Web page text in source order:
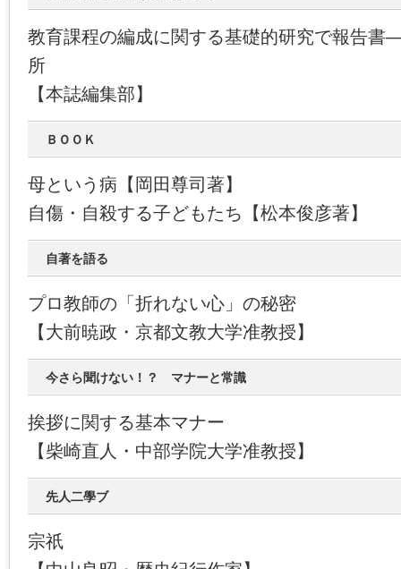
教育課程の編成に関する基礎的研究で報告書
所
【本誌編集部】
ＢＯＯＫ
母という病【岡田尊司著】
自傷・自殺する子どもたち【松本俊彦著】
自著を語る
プロ教師の「折れない心」の秘密
【大前暁政・京都文教大学准教授】
今さら聞けない！？ マナーと常識
挨拶に関する基本マナー
【柴崎直人・中部学院大学准教授】
先人二學ブ
宗祇